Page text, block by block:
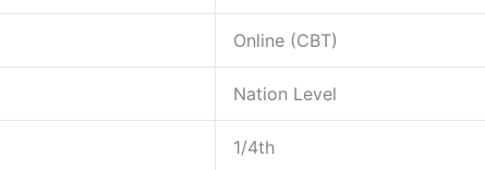
Online (CBT)
Nation Level
1/4th